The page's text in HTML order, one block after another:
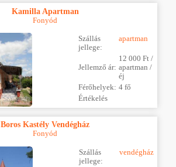
Kamilla Apartman
Fonyód
Szállás
jellege:
apartman
Jellemző ár:
12 000 Ft /
apartman /
éj
Férőhelyek: 4 fő
Értékelés
Boros Kastély Vendégház
Fonyód
Szállás
jellege:
vendégház